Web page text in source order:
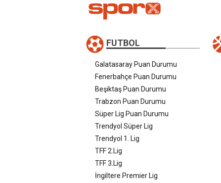
FUTBOL
Galatasaray Puan Durumu
Fenerbahçe Puan Durumu
Beşiktaş Puan Durumu
Trabzon Puan Durumu
Süper Lig Puan Durumu
Trendyol Süper Lig
Trendyol 1. Lig
TFF 2.Lig
TFF 3.Lig
İngiltere Premier Lig